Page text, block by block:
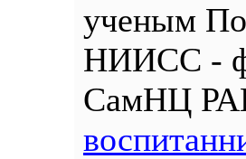
ученым
НИИСС -
СамНЦ